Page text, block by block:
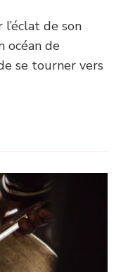
l’éclat de son
océan de
se tourner vers